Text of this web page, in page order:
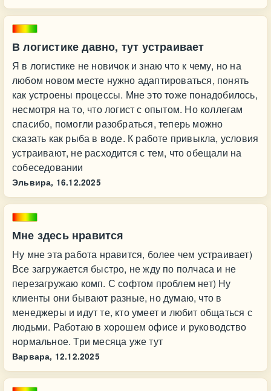
В логистике давно, тут устраивает
Я в логистике не новичок и знаю что к чему, но на
любом новом месте нужно адаптироваться, понять
как устроены процессы. Мне это тоже понадобилось,
несмотря на то, что логист с опытом. Но коллегам
спасибо, помогли разобраться, теперь можно
сказать как рыба в воде. К работе привыкла, условия
устраивают, не расходится с тем, что обещали на
собеседовании
Эльвира, 16.12.2025
Мне здесь нравится
Ну мне эта работа нравится, более чем устраивает)
Все загружается быстро, не жду по полчаса и не
перезагружаю комп. С софтом проблем нет) Ну
клиенты они бывают разные, но думаю, что в
менеджеры и идут те, кто умеет и любит общаться с
людьми. Работаю в хорошем офисе и руководство
нормальное. Три месяца уже тут
Варвара, 12.12.2025